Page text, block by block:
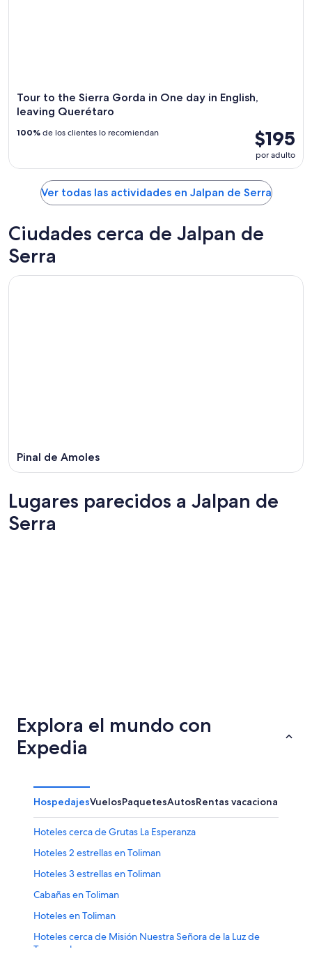
Tour to the Sierra Gorda in One day in English,
leaving Querétaro
$195
por adulto
100% de los clientes lo recomiendan
Ver todas las actividades en Jalpan de Serra
Ciudades cerca de Jalpan de
Serra
Pinal de Amoles
Lugares parecidos a Jalpan de
Serra
Explora el mundo con
Expedia
HospedajesVuelosPaquetesAutosRentas vacacionales
Hoteles cerca de Grutas La Esperanza
Hoteles 2 estrellas en Toliman
Hoteles 3 estrellas en Toliman
Cabañas en Toliman
Hoteles en Toliman
Hoteles cerca de Misión Nuestra Señora de la Luz de
Tancoyol